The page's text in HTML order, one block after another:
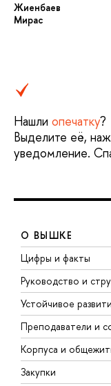
Жиенбаев
Мирас
Нашли опечатку?
Выделите её,
уведомление.
О ВЫШКЕ
Цифры и факты
Руководство и
Устойчивое
Преподаватели и
Корпуса и
Закупки